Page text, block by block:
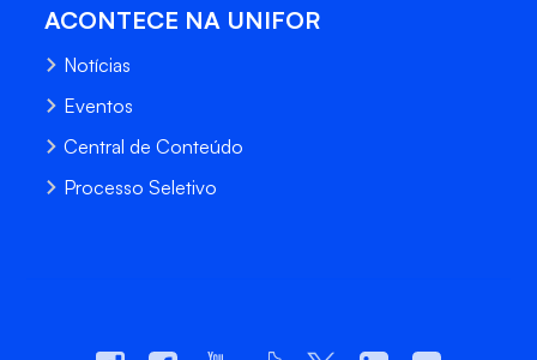
ACONTECE NA UNIFOR
Notícias
Eventos
Central de Conteúdo
Processo Seletivo